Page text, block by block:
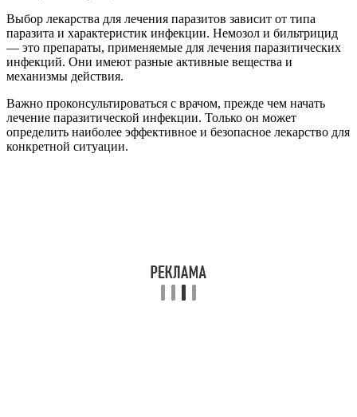
Выбор лекарства для лечения паразитов зависит от типа
паразита и характеристик инфекции. Немозол и бильтрицид
— это препараты, применяемые для лечения паразитических
инфекций. Они имеют разные активные вещества и
механизмы действия.
Важно проконсультироваться с врачом, прежде чем начать
лечение паразитической инфекции. Только он может
определить наиболее эффективное и безопасное лекарство для
конкретной ситуации.